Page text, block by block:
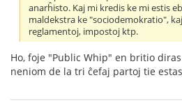
anarĥisto. Kaj mi kredis ke mi estis
maldekstra ke "sociodemokratio",
reglamentoj, impostoj ktp.
Ho, foje "Public Whip" en britio
neniom de la tri ĉefaj partoj tie